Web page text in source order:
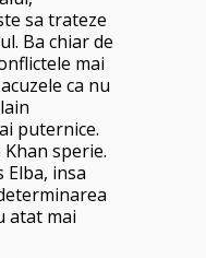
sa trateze
Ba chiar de
mai
ca nu
puternice.
Khan sperie.
Elba, insa
atat mai